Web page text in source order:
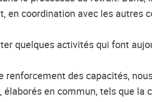
en coordination avec les autres
quelques activités qui font
renforcement des capacités,
en commun, tels que